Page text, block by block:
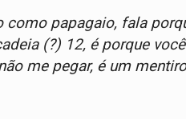
papagaio, fala
(?) 12, é porque
me pegar, é um